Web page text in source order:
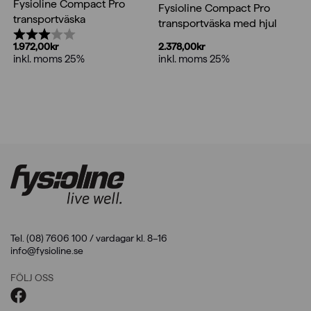
Fysioline Compact Pro
transportväska
Betyg:
1.972,00kr
inkl. moms 25%
Fysioline Compact Pro
transportväska med hjul
2.378,00kr
inkl. moms 25%
Tel. (08) 7606 100 / vardagar kl. 8–16
info@fysioline.se
FÖLJ OSS